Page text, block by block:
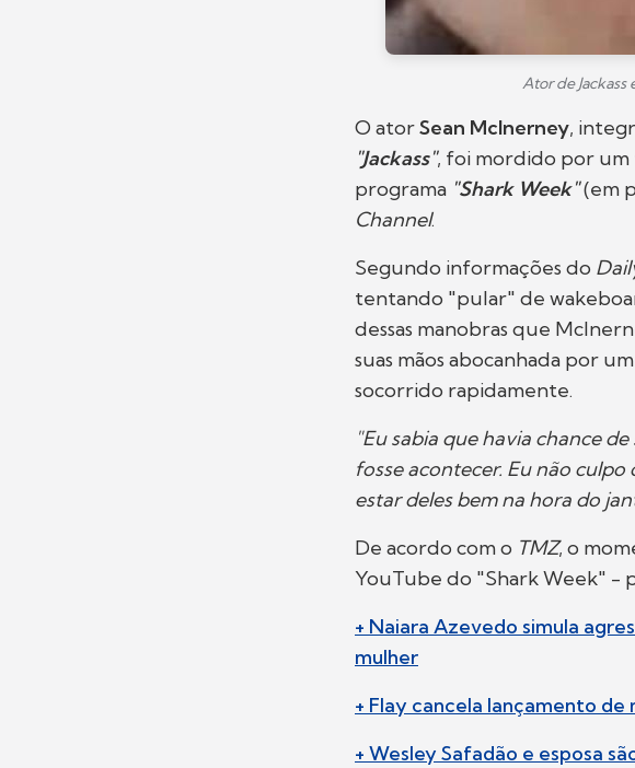
Ator de
O atorSean McInerney,
"Jackass", foi mordido por um
programa "Shark Week"(em
Channel.
Segundo informações do
tentando "pular" de
dessas manobras que
suas mãos abocanhada por
socorrido rapidamente.
"Eu sabia que havia chance
fosse acontecer. Eu não
estar deles bem na hora do
De acordo com o TMZ, o
YouTube do "Shark Week" -
+ Naiara Azevedo simula
mulher
+ Flay cancela lançamento de
+ Wesley Safadão e esposa